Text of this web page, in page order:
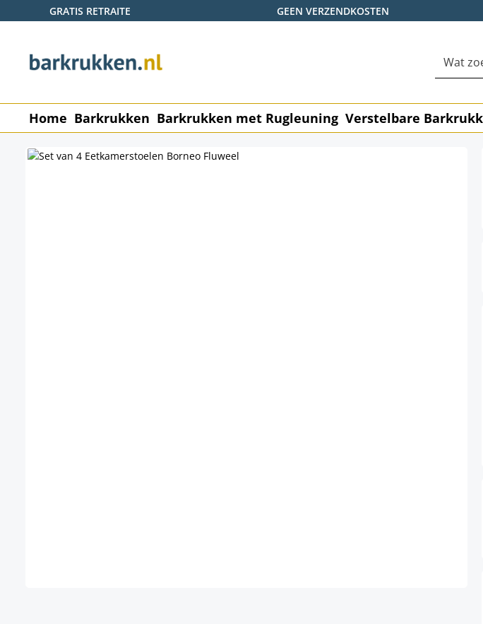
de hoofdinhoud
Ga naar de zoekopdracht
Ga naar de hoofdnavigatie
GRATIS RETRAITE GEEN VERZENDKOSTEN
Home Barkrukken Barkrukken met Rugleuning Verstelbare